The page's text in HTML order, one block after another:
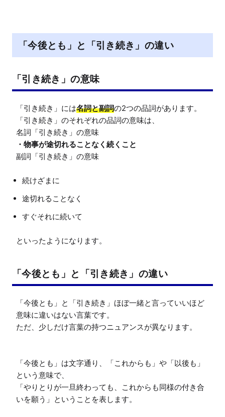
「今後とも」と「引き続き」の違い
「引き続き」の意味
「引き続き」には名詞と副詞の2つの品詞があります。
「引き続き」のそれぞれの品詞の意味は、
・物事が途切れることなく続くこと
続けざまに
途切れることなく
すぐそれに続いて
「今後とも」と「引き続き」の違い
「今後とも」と「引き続き」ほぼ一緒と言っていいほど
意味に違いはない言葉です。
ただ、少しだけ言葉の持つニュアンスが異なります。
「今後とも」は文字通り、「これからも」や「以後も」
という意味で、
「やりとりが一旦終わっても、これからも同様の付き合
いを願う」ということを表します。